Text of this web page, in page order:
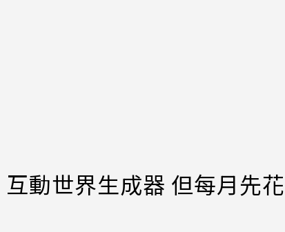
動世界生成器 但每月先